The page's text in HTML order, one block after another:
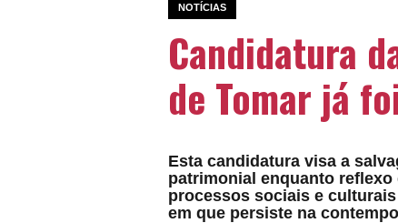
NOTÍCIAS
Candidatura
de Tomar já
Esta candidatura visa a
patrimonial enquanto
processos sociais e
em que persiste na